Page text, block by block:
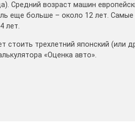
Средний возраст машин
еще больше – около 12 лет.
лет.
стоить трехлетний японский (или
«Оценка авто».